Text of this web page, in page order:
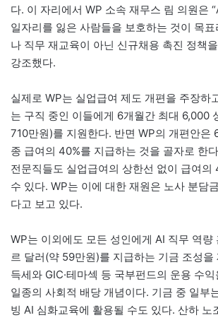
다. 이 자리에서 WP 소속 재무스 림 의원은
일자리를 잃은 사람들을 보호하는 것이 목
나 직무 재교육이 아닌 신규채용 촉진 정책
강조했다.
실제로 WP는 실업급여 제도 개편을 주장하
는 구직 중인 이들에게 6개월간 최대 6,000
710만원)를 지원한다. 반면 WP의 개편안은
종 급여의 40%를 지급하는 것을 골자로 한
전문직들도 실업급여의 상한선 없이 급여의
수 있다. WP는 이에 대한 재원은 노사 분담
다고 보고 있다.
WP는 이외에도 모든 성인에게 AI 직무 역량
르 달러(약 59만원)를 지급하는 기금 조성을
득세와 GIC·테마섹 등 국부펀드의 운용 수
일종의 사회적 배당 개념이다. 기금 중 일부
빙 AI 심화교육에 활용될 수도 있다. 산하 노